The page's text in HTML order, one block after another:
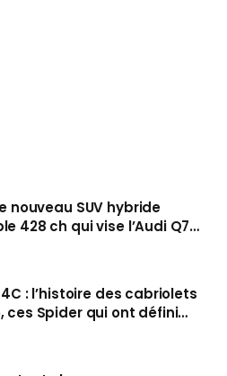
nouveau SUV hybride
428 ch qui vise l’Audi Q7
cet automne
: l’histoire des cabriolets
ces Spider qui ont défini
cheveux au vent